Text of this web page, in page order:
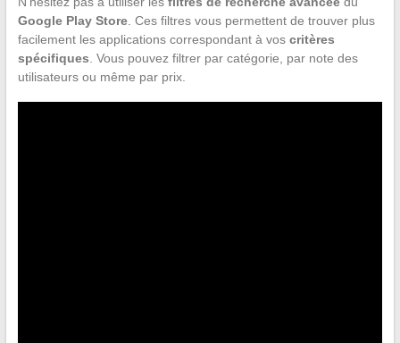
Google Play Store. Ces filtres vous permettent de trouver plus
facilement les applications correspondant à vos critères
spécifiques . Vous pouvez filtrer par catégorie, par note des
utilisateurs ou même par prix.